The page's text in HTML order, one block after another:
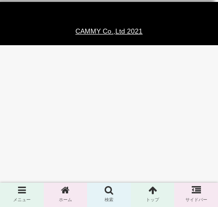
CAMMY Co.,Ltd 2021
メニュー ホーム 検索 トップ サイドバー